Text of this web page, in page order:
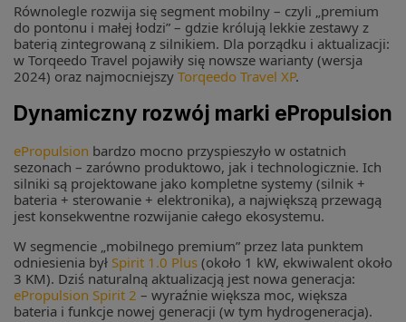
Równolegle rozwija się segment mobilny – czyli „premium
do pontonu i małej łodzi” – gdzie królują lekkie zestawy z
baterią zintegrowaną z silnikiem. Dla porządku i aktualizacji:
w Torqeedo Travel pojawiły się nowsze warianty (wersja
2024) oraz najmocniejszy Torqeedo Travel XP.
Dynamiczny rozwój marki ePropulsion
ePropulsion bardzo mocno przyspieszyło w ostatnich
sezonach – zarówno produktowo, jak i technologicznie. Ich
silniki są projektowane jako kompletne systemy (silnik +
bateria + sterowanie + elektronika), a największą przewagą
jest konsekwentne rozwijanie całego ekosystemu.
W segmencie „mobilnego premium” przez lata punktem
odniesienia był Spirit 1.0 Plus (około 1 kW, ekwiwalent około
3 KM). Dziś naturalną aktualizacją jest nowa generacja:
ePropulsion Spirit 2 – wyraźnie większa moc, większa
bateria i funkcje nowej generacji (w tym hydrogeneracja).